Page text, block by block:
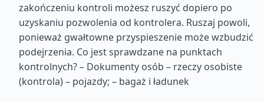
zakończeniu kontroli możesz ruszyć dopiero po
uzyskaniu pozwolenia od kontrolera. Ruszaj powoli,
ponieważ gwałtowne przyspieszenie może wzbudzić
podejrzenia. Co jest sprawdzane na punktach
kontrolnych? – Dokumenty osób – rzeczy osobiste
(kontrola) – pojazdy; – bagaż i ładunek